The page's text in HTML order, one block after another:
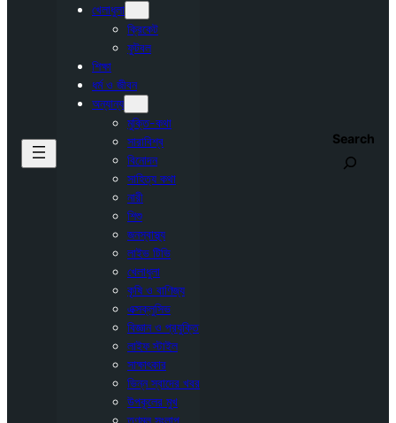
খেলাধুলা
ক্রিকেট
ফুটবল
শিক্ষা
ধর্ম ও জীবন
অন্যান্য
মুক্তি-কথা
সারাবিশ্ব
বিনোদন
সাহিত্য কথা
নারী
শিশু
জনস্বাস্থ্য
লাইভ টিভি
খেলাধুলা
কৃষি ও বাণিজ্য
এক্সক্লুসিভ
বিজ্ঞান ও প্রযুক্তি
লাইফ স্টাইল
সাক্ষাৎকার
ভিন্ন স্বাদের খবর
উপকূলের মুখ
তৃণমূল সংলাপ
Search